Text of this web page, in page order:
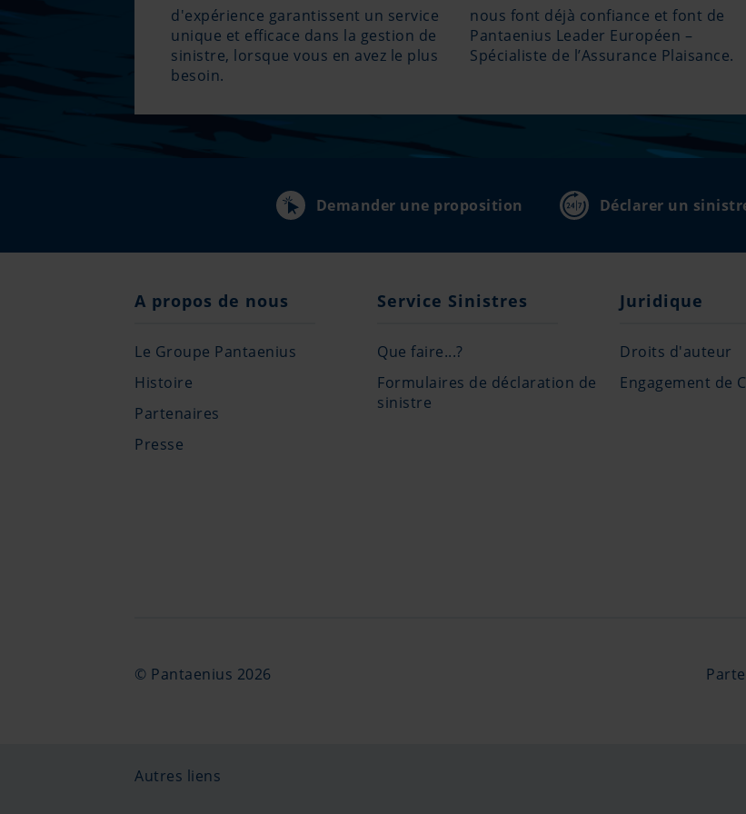
d'expérience garantissent un service
unique et efficace dans la gestion de
sinistre, lorsque vous en avez le plus
besoin.
nous font déjà confiance et font de
Pantaenius Leader Européen –
Spécialiste de l’Assurance Plaisance.
Demander une proposition Déclarer un
A propos de nous
Le Groupe Pantaenius
Histoire
Partenaires
Presse
Service Sinistres
Que faire...?
Formulaires de déclaration de
sinistre
Juridique
Droits d'auteur
Engagement de
© Pantaenius 2026
Autres liens